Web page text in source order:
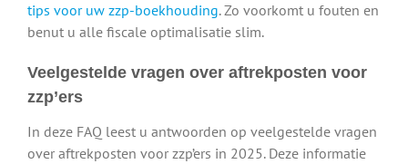
tips voor uw zzp-boekhouding. Zo voorkomt u fouten en
benut u alle fiscale optimalisatie slim.
Veelgestelde vragen over aftrekposten voor
zzp’ers
In deze FAQ leest u antwoorden op veelgestelde vragen
over aftrekposten voor zzp’ers in 2025. Deze informatie